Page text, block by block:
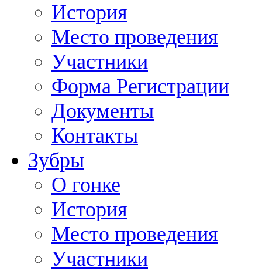
История
Место проведения
Участники
Форма Регистрации
Документы
Контакты
Зубры
О гонке
История
Место проведения
Участники